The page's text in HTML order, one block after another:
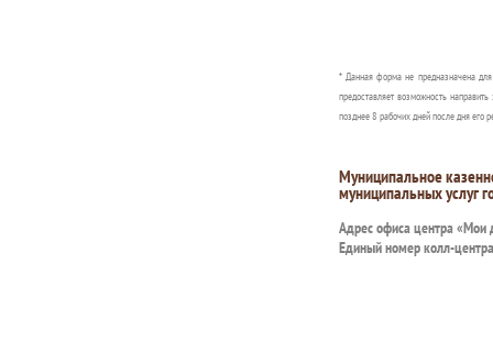
* Данная форма не предназначена
предоставляет возможность
позднее 8 рабочих дней после дня его
Муниципальное
муниципальных услуг
Адрес офиса центра «Мои
Единый номер колл-